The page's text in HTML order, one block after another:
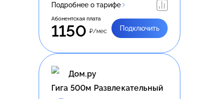
Подробнее о тарифе
Абонентская плата
1150 ₽/мес Подключить
Дом.ру
Гига 500м Развлекательный